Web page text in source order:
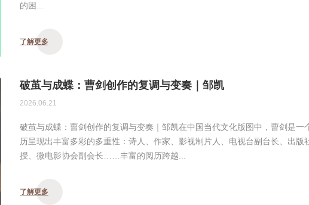
的困...
了解更多
破茧与成蝶：曹剑创作的复调与变奏｜邹凯
2026.06.21
破茧与成蝶：曹剑创作的复调与变奏｜邹凯在中国当代文化版图中，曹剑是一
历呈现出丰富多彩的多重性：诗人、作家、影视制片人、电视台副台长、出版
授、微电影协会副会长……丰富的阅历跨越...
了解更多